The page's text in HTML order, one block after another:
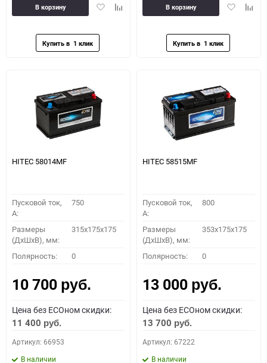
ДобавитьДобавить
В корзину
Добавить
В корзину
HITEC 58014MF
Пусковой ток,
A:
750
Размеры
(ДхШхВ), мм:
315x175x175
Полярность: 0
10 700 руб.
Цена без ECOном скидки:
11 400 руб.
Артикул: 66953
В наличии
HITEC 58515MF
Пусковой ток,
A:
800
Размеры
(ДхШхВ), мм:
353x175x175
Полярность: 0
13 000 руб.
Цена без ECOном скидки:
13 700 руб.
Артикул: 67222
В наличии